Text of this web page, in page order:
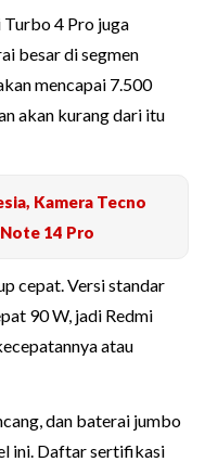
Turbo 4 Pro juga
besar di segmen
mencapai 7.500
akan kurang dari itu
Kamera Tecno
14 Pro
cepat. Versi standar
90 W, jadi Redmi
atau
dan baterai jumbo
ini. Daftar sertifikasi